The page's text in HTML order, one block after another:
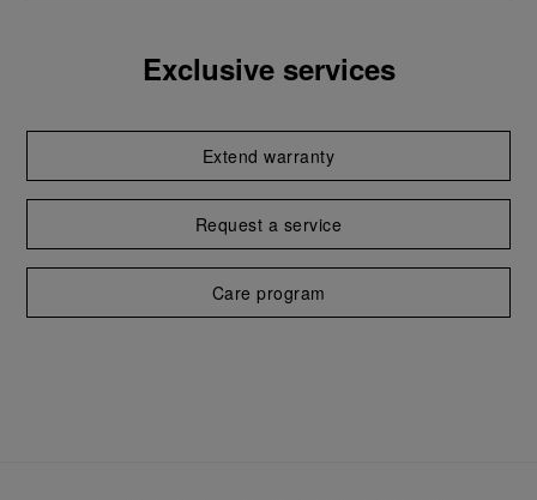
Exclusive services
Extend warranty
Request a service
Care program